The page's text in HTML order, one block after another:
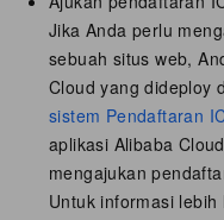
Jika Anda perlu
sebuah situs web,
Cloud yang dideploy
sistem Pendaftaran
aplikasi Alibaba
mengajukan
Untuk informasi